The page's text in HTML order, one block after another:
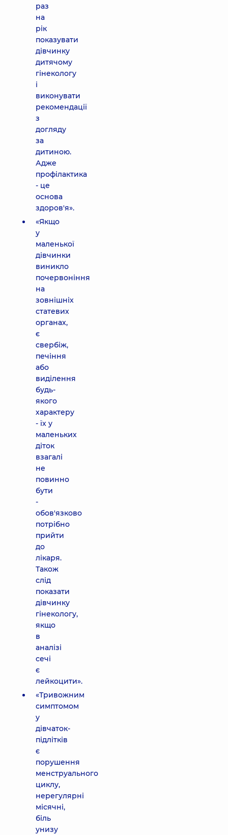
раз
на
рік
показувати
дівчинку
дитячому
гінекологу
і
виконувати
рекомендації
з
догляду
за
дитиною.
Адже
профілактика
- це
основа
здоров'я».
«Якщо
у
маленької
дівчинки
виникло
почервоніння
на
зовнішніх
статевих
органах,
є
свербіж,
печіння
або
виділення
будь-
якого
характеру
- їх у
маленьких
діток
взагалі
не
повинно
бути
-
обов'язково
потрібно
прийти
до
лікаря.
Також
слід
показати
дівчинку
гінекологу,
якщо
в
аналізі
сечі
є
лейкоцити».
«Тривожним
симптомом
у
дівчаток-
підлітків
є
порушення
менструального
циклу,
нерегулярні
місячні,
біль
унизу